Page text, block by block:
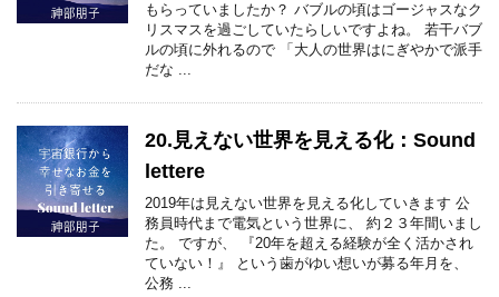
もらっていましたか？ バブルの頃はゴージャスなク
リスマスを過ごしていたらしいですよね。 若干バブ
ルの頃に外れるので 「大人の世界はにぎやかで派手
だな ...
20.見えない世界を見える化：Sound
lettere
2019年は見えない世界を見える化していきます 公
務員時代まで電気という世界に、 約２３年間いまし
た。 ですが、 『20年を超える経験が全く活かされ
ていない！』 という歯がゆい想いが募る年月を、
公務 ...